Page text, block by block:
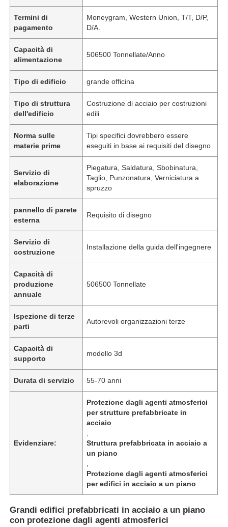
Video
Termini di
pagamento
Moneygram, Western Union, T/T, D/P,
D/A.
Capacità di
alimentazione
506500 Tonnellate/Anno
Tipo di edificio grande officina
Tipo di struttura
dell'edificio
Costruzione di acciaio per costruzioni
edili
Norma sulle
materie prime
Tipi specifici dovrebbero essere
eseguiti in base ai requisiti del disegno
Servizio di
elaborazione
Piegatura, Saldatura, Sbobinatura,
Taglio, Punzonatura, Verniciatura a
spruzzo
pannello di parete
esterna
Requisito di disegno
Servizio di
costruzione
Installazione della guida dell'ingegnere
Capacità di
produzione
annuale
506500 Tonnellate
Ispezione di terze
parti
Autorevoli organizzazioni terze
Capacità di
supporto
modello 3d
Durata di servizio 55-70 anni
Evidenziare:
Protezione dagli agenti atmosferici
per strutture prefabbricate in
acciaio
Struttura prefabbricata in acciaio a
un piano
Protezione dagli agenti atmosferici
per edifici in acciaio a un piano
Grandi edifici prefabbricati in acciaio a un piano
con protezione dagli agenti atmosferici